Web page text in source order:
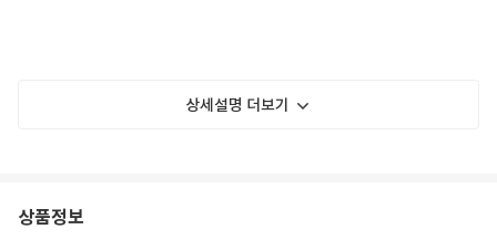
상세설명 더보기
상품정보